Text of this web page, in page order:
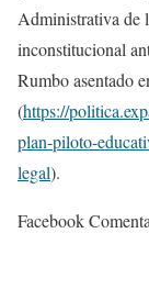
Administrativa de
inconstitucional
Rumbo asentado
(https://
plan-piloto-
legal).
Facebook